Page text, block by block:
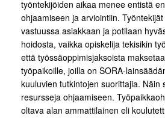
työntekijöiden aikaa menee entistä
ohjaamiseen ja arviointiin.
vastuussa asiakkaan ja potilaan
hoidosta, vaikka opiskelija tekisikin
että työssäoppimisjaksoista
työpaikoille, joilla on SORA-
kuuluvien tutkintojen suorittajia. Näin
resursseja ohjaamiseen.
oltava alan ammattilainen eli